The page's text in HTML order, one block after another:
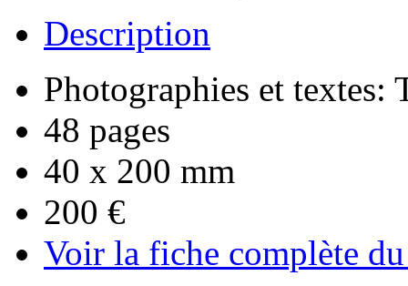
photographerDescription
Photographies et textes:
48 pages
40 x 200 mm
200 €
Voir la fiche complète